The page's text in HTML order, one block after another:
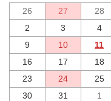
26 27 28
2
3 4
9
10 11
16
17 18
23
24 25
30
31 1